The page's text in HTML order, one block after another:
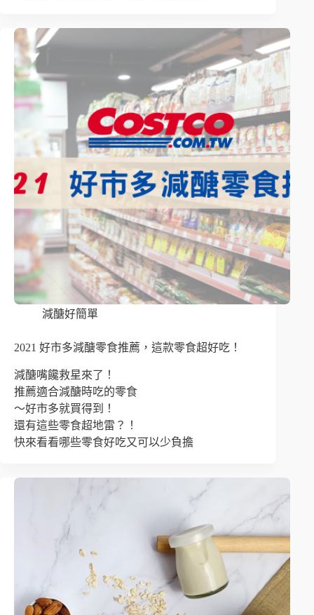
減醣好簡單
2021 好市多減醣零食推薦，這款零食超好吃！
減醣嘴饞救星來了！
推薦適合減醣時吃的零食
～好市多就買得到！
還有這些零食超地雷？！
快來看看哪些零食好吃又可以少負擔